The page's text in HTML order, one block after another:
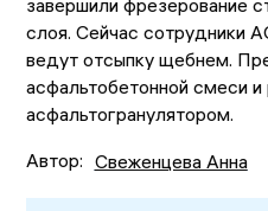
завершили фрезерование
слоя. Сейчас сотрудники
ведут отсыпку щебнем.
асфальтобетонной смеси
асфальтогранулятором.
Автор: Свеженцева Анна